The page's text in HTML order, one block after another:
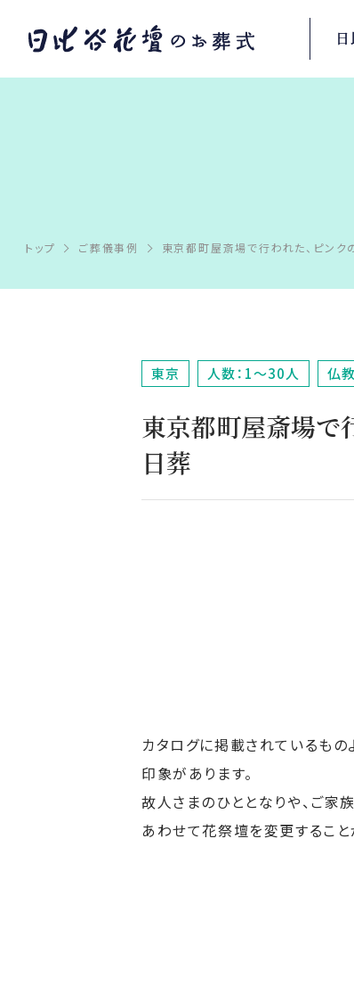
トップ ご葬儀事例 東京都町屋斎場で行われた、ピン
東京 人数：1～30人 仏教
東京都町屋斎場で
日葬
カタログに掲載されているもの
印象があります。
故人さまのひととなりや、ご家
あわせて花祭壇を変更すること